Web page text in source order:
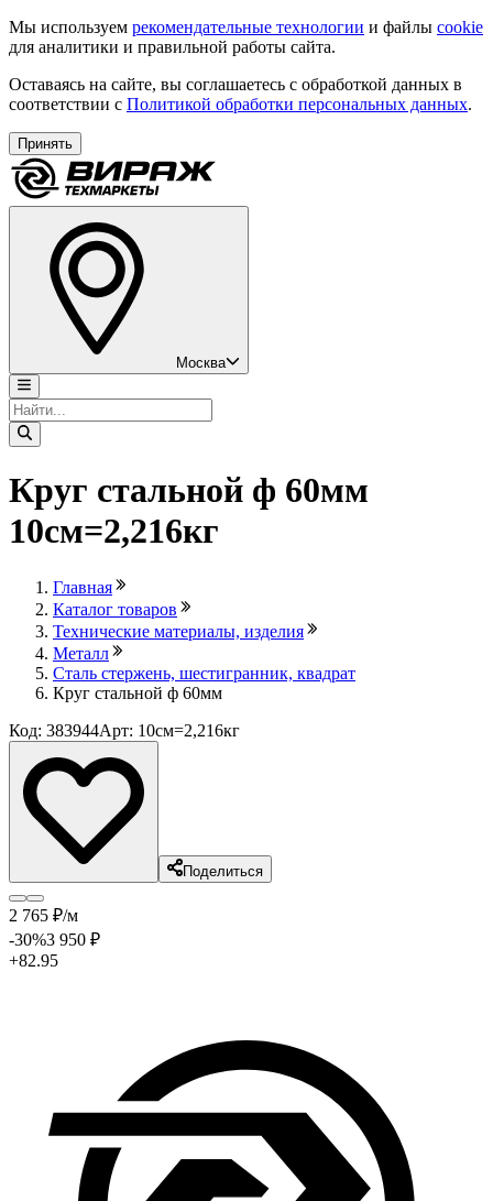
Мы используем рекомендательные технологии и файлы cookie
для аналитики и правильной работы сайта.
Оставаясь на сайте, вы соглашаетесь с обработкой данных в
соответствии с Политикой обработки персональных данных.
Принять
Москва
Круг стальной ф 60мм
10см=2,216кг
Главная
Каталог товаров
Технические материалы, изделия
Металл
Сталь стержень, шестигранник, квадрат
Круг стальной ф 60мм
Код: 383944Арт: 10см=2,216кг
Поделиться
2 765 ₽/м
-30%3 950 ₽
+82.95